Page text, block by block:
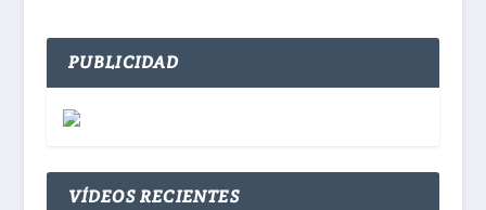
PUBLICIDAD
VÍDEOS RECIENTES